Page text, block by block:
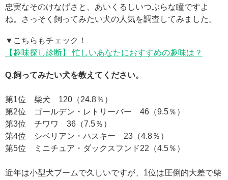
忠実なそのけなげさと、あいくるしいつぶらな瞳ですよ
ね。さっそく飼ってみたい犬の人気を調査してみました。
▼こちらもチェック！
【趣味探し診断】 忙しいあなたにおすすめの趣味は？
Q.飼ってみたい犬を教えてください。
第1位 柴犬 120（24.8％）
第2位 ゴールデン・レトリーバー 46（9.5％）
第3位 チワワ 36（7.5％）
第4位 シベリアン・ハスキー 23（4.8％）
第5位 ミニチュア・ダックスフンド22（4.5％）
近年は小型犬ブームで久しいですが、1位は圧倒的大差で柴